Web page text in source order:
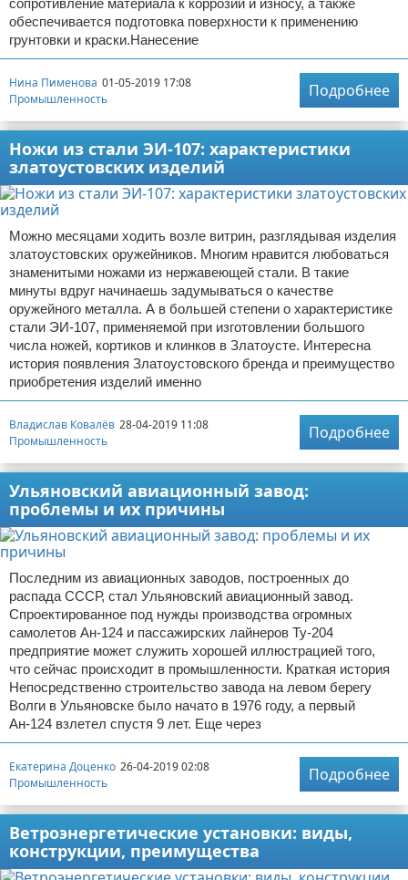
сопротивление материала к коррозии и износу, а также
обеспечивается подготовка поверхности к применению
грунтовки и краски.Нанесение
Нина Пименова 01-05-2019 17:08
Промышленность
Подробнее
Ножи из стали ЭИ-107: характеристики
златоустовских изделий
Можно месяцами ходить возле витрин, разглядывая изделия
златоустовских оружейников. Многим нравится любоваться
знаменитыми ножами из нержавеющей стали. В такие
минуты вдруг начинаешь задумываться о качестве
оружейного металла. А в большей степени о характеристике
стали ЭИ-107, применяемой при изготовлении большого
числа ножей, кортиков и клинков в Златоусте. Интересна
история появления Златоустовского бренда и преимущество
приобретения изделий именно
Владислав Ковалёв 28-04-2019 11:08
Промышленность
Подробнее
Ульяновский авиационный завод:
проблемы и их причины
Последним из авиационных заводов, построенных до
распада СССР, стал Ульяновский авиационный завод.
Спроектированное под нужды производства огромных
самолетов Ан-124 и пассажирских лайнеров Ту-204
предприятие может служить хорошей иллюстрацией того,
что сейчас происходит в промышленности. Краткая история
Непосредственно строительство завода на левом берегу
Волги в Ульяновске было начато в 1976 году, а первый
Ан-124 взлетел спустя 9 лет. Еще через
Екатерина Доценко 26-04-2019 02:08
Промышленность
Подробнее
Ветроэнергетические установки: виды,
конструкции, преимущества